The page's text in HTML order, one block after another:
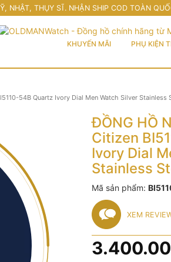
NHẬT, THỤY SĨ. NHẬN SHIP COD TOÀN
KHUYẾN MÃI PHỤ KIỆN
54B Quartz Ivory Dial Men Watch Silver Stainless
ĐỒNG HỒ
Citizen
Ivory Dial
Stainless
Mã sản phẩm:
XEM